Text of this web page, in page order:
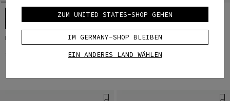
HgITINERA
129,00 € -50%
HgIMPULSO
159,00 € 79,50 €
ZUM UNITED STATES-SHOP GEHEN
IM GERMANY-SHOP BLEIBEN
EIN ANDERES LAND WÄHLEN